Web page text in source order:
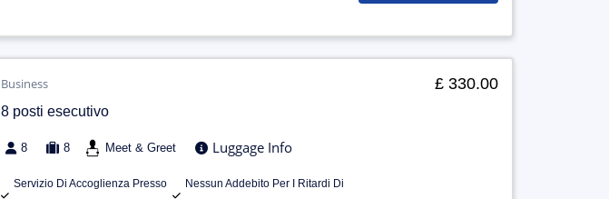
Business
8 posti esecutivo
8 8 Meet & Greet Luggage Info
Servizio Di Accoglienza Presso
Nessun Addebito Per I Ritardi Di
£ 330.00